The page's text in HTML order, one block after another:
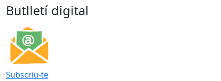
Butlletí digital
Subscriu-te